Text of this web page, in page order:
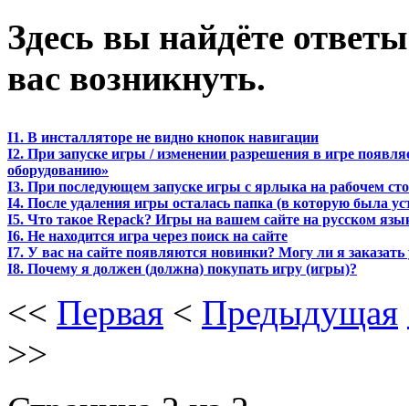
Здесь вы найдёте
вас возникнуть.
I1. В инсталляторе не видно кнопок навигации
I2. При запуске игры / изменении разрешения в игре
оборудованию»
I3. При последующем запуске игры с ярлыка на рабочем
I4. После удаления игры осталась папка (в которую была
I5. Что такое Repack? Игры на вашем сайте на русском
I6. Не находится игра через поиск на сайте
I7. У вас на сайте появляются новинки? Могу ли я
I8. Почему я должен (должна) покупать игру (игры)?
<< Первая < Предыдущая
>>